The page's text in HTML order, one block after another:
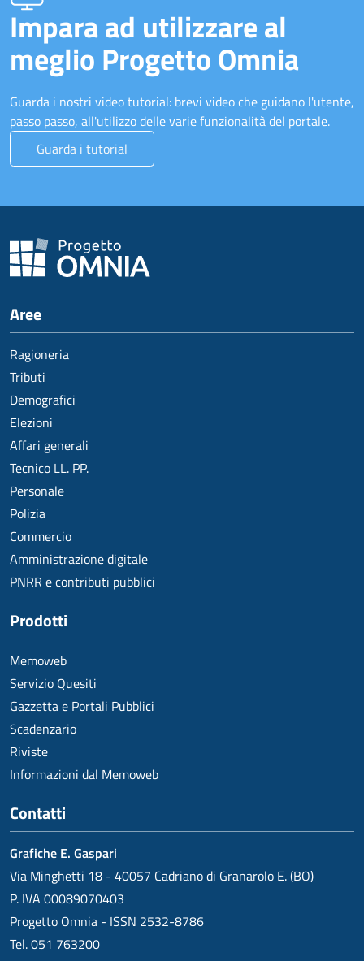
Impara ad utilizzare al
meglio Progetto Omnia
Guarda i nostri video tutorial: brevi video che guidano l'utente,
passo passo, all'utilizzo delle varie funzionalità del portale.
Guarda i tutorial
Aree
Ragioneria
Tributi
Demografici
Elezioni
Affari generali
Tecnico LL. PP.
Personale
Polizia
Commercio
Amministrazione digitale
PNRR e contributi pubblici
Prodotti
Memoweb
Servizio Quesiti
Gazzetta e Portali Pubblici
Scadenzario
Riviste
Informazioni dal Memoweb
Contatti
Grafiche E. Gaspari
Via Minghetti 18 - 40057 Cadriano di Granarolo E. (BO)
P. IVA 00089070403
Progetto Omnia - ISSN 2532-8786
Tel. 051 763200